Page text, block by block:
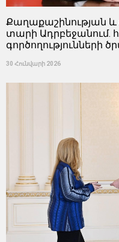
Քաղաքաշինության
տարի Ադրբեջանում.
գործողությունների
30 Հունվարի 2026